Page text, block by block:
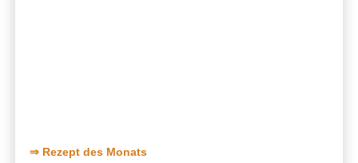
⇒ Rezept des Monats